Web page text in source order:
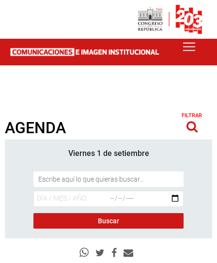
AGENDA
FILTRAR
Viernes 1 de setiembre